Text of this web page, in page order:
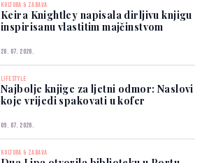
KULTURA & ZABAVA
Keira Knightley napisala dirljivu knjigu
inspirisanu vlastitim majčinstvom
28. 07. 2026.
LIFESTYLE
Najbolje knjige za ljetni odmor: Naslovi
koje vrijedi spakovati u kofer
09. 07. 2026.
KULTURA & ZABAVA